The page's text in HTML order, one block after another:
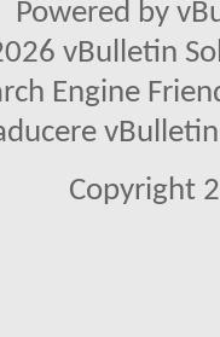
Powered by
vBulletin
Engine
Copyright